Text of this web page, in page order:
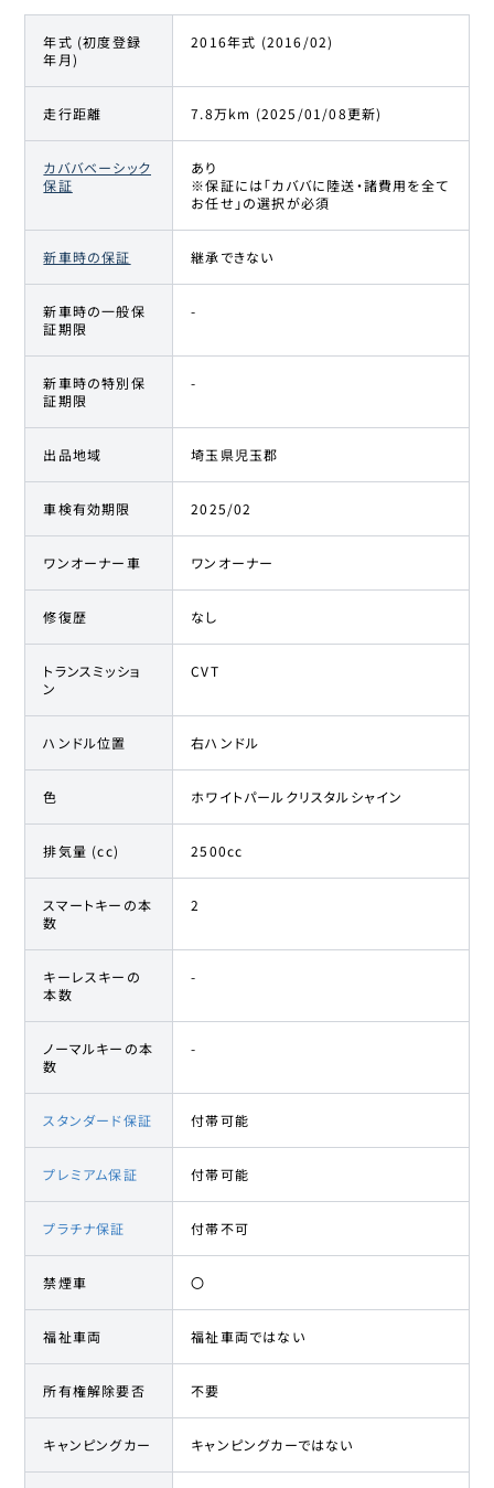
年式 (初度登録
年月)
2016年式 (2016/02)
走行距離 7.8万km (2025/01/08更新)
カババベーシック
保証
あり
※保証には「カババに陸送・諸費用を全て
お任せ」の選択が必須
新車時の保証 継承できない
新車時の一般保
証期限
-
新車時の特別保
証期限
-
出品地域 埼玉県児玉郡
車検有効期限 2025/02
ワンオーナー車 ワンオーナー
修復歴 なし
トランスミッショ
ン
CVT
ハンドル位置 右ハンドル
色 ホワイトパールクリスタルシャイン
排気量 (cc) 2500cc
スマートキーの本
数
2
キーレスキーの
本数
-
ノーマルキーの本
数
-
スタンダード保証 付帯可能
プレミアム保証 付帯可能
プラチナ保証 付帯不可
禁煙車 〇
福祉車両 福祉車両ではない
所有権解除要否 不要
キャンピングカー キャンピングカーではない